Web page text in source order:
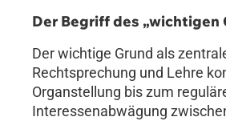
Der Begriff des „wichtigen
Der wichtige Grund als
Rechtsprechung und Lehre
Organstellung bis zum
Interessenabwägung